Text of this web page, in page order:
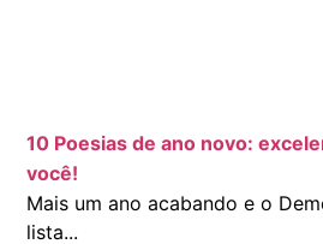
10 Poesias de ano novo:
você!
Mais um ano acabando e o
lista...